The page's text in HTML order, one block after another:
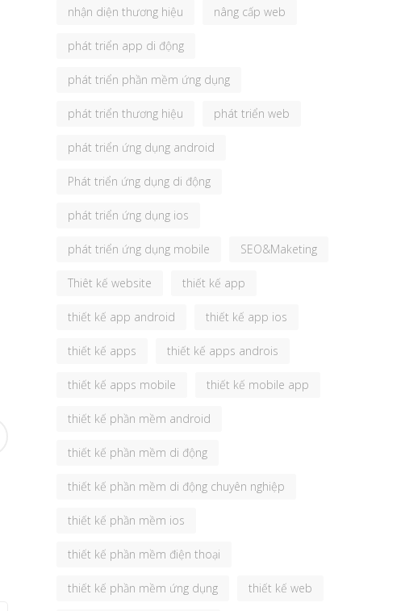
nhận diện thương hiệu nâng cấp web
phát triển app di động
phát triển phần mềm ứng dụng
phát triển thương hiệu phát triển web
phát triển ứng dụng android
Phát triển ứng dụng di động
phát triển ứng dụng ios
phát triển ứng dụng mobile SEO&Maketing
Thiêt kế website thiết kế app
thiết kế app android thiết kế app ios
thiết kế apps thiết kế apps androis
thiết kế apps mobile thiết kế mobile app
thiết kế phần mềm android
thiết kế phần mềm di động
thiết kế phần mềm di động chuyên nghiệp
thiết kế phần mềm ios
thiết kế phần mềm điện thoại
thiết kế phần mềm ứng dụng thiết kế web